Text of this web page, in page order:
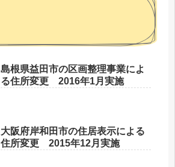
島根県益田市の区画整理事業によ
る住所変更 2016年1月実施
大阪府岸和田市の住居表示による
住所変更 2015年12月実施